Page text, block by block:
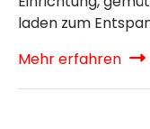
laden zum
Mehr erfahren